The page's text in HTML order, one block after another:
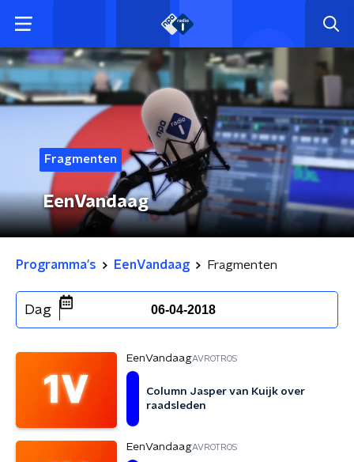
Fragmenten
EenVandaag
Programma's EenVandaag Fragmenten
Dag 06-04-2018
EenVandaagAVROTROS
Column Jasper van Kuijk over
raadsleden
EenVandaagAVROTROS